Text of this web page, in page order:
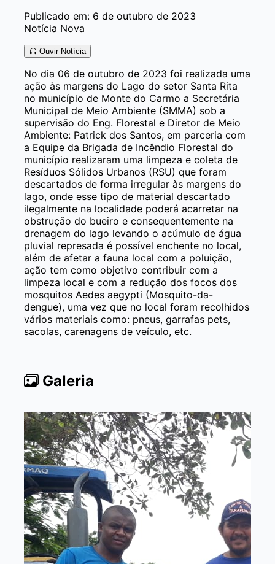
Publicado em: 6 de outubro de 2023
Notícia Nova
Ouvir Notícia
No dia 06 de outubro de 2023 foi realizada uma
ação às margens do Lago do setor Santa Rita
no município de Monte do Carmo a Secretária
Municipal de Meio Ambiente (SMMA) sob a
supervisão do Eng. Florestal e Diretor de Meio
Ambiente: Patrick dos Santos, em parceria com
a Equipe da Brigada de Incêndio Florestal do
município realizaram uma limpeza e coleta de
Resíduos Sólidos Urbanos (RSU) que foram
descartados de forma irregular às margens do
lago, onde esse tipo de material descartado
ilegalmente na localidade poderá acarretar na
obstrução do bueiro e consequentemente na
drenagem do lago levando o acúmulo de água
pluvial represada é possível enchente no local,
além de afetar a fauna local com a poluição,
ação tem como objetivo contribuir com a
limpeza local e com a redução dos focos dos
mosquitos Aedes aegypti (Mosquito-da-
dengue), uma vez que no local foram recolhidos
vários materiais como: pneus, garrafas pets,
sacolas, carenagens de veículo, etc.
Galeria